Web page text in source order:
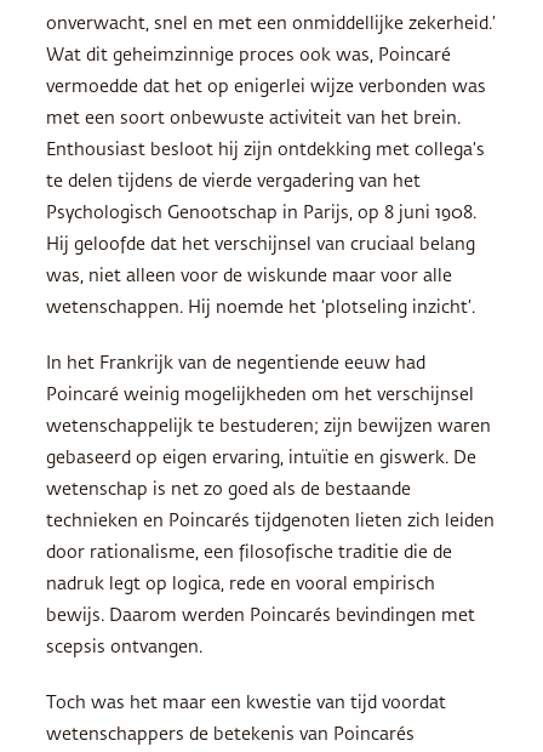
onverwacht, snel en met een onmiddellijke zekerheid.’
Wat dit geheimzinnige proces ook was, Poincaré
vermoedde dat het op enigerlei wijze verbonden was
met een soort onbewuste activiteit van het brein.
Enthousiast besloot hij zijn ontdekking met collega’s
te delen tijdens de vierde vergadering van het
Psychologisch Genootschap in Parijs, op 8 juni 1908.
Hij geloofde dat het verschijnsel van cruciaal belang
was, niet alleen voor de wiskunde maar voor alle
wetenschappen. Hij noemde het ‘plotseling inzicht’.
In het Frankrijk van de negentiende eeuw had
Poincaré weinig mogelijkheden om het verschijnsel
wetenschappelijk te bestuderen; zijn bewijzen waren
gebaseerd op eigen ervaring, intuïtie en giswerk. De
wetenschap is net zo goed als de bestaande
technieken en Poincarés tijdgenoten lieten zich leiden
door rationalisme, een filosofische traditie die de
nadruk legt op logica, rede en vooral empirisch
bewijs. Daarom werden Poincarés bevindingen met
scepsis ontvangen.
Toch was het maar een kwestie van tijd voordat
wetenschappers de betekenis van Poincarés